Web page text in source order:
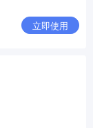
立即使用